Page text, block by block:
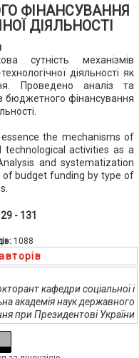
ФІНАНСУВАННЯ
ДІЯЛЬНОСТІ
сутність механізмів
діяльності як
Проведено аналіз та
бюджетного фінансування
the mechanisms of
activities as a
and systematization
budget funding by type of
- 131
1088
кафедри соціальної і
академія наук державного
при Президентові України